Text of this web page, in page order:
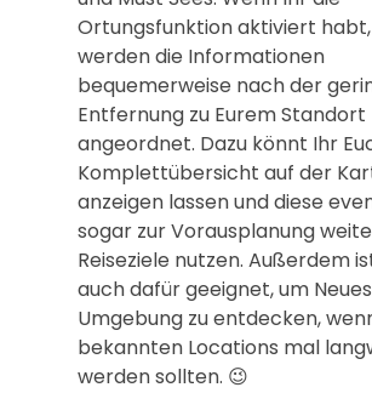
Ortungsfunktion aktiviert
werden die Informationen
bequemerweise nach der
Entfernung zu Eurem Standort
angeordnet. Dazu könnt Ihr
Komplettübersicht auf der
anzeigen lassen und diese
sogar zur Vorausplanung
Reiseziele nutzen. Außerdem
auch dafür geeignet, um
Umgebung zu entdecken,
bekannten Locations mal
werden sollten. 😉